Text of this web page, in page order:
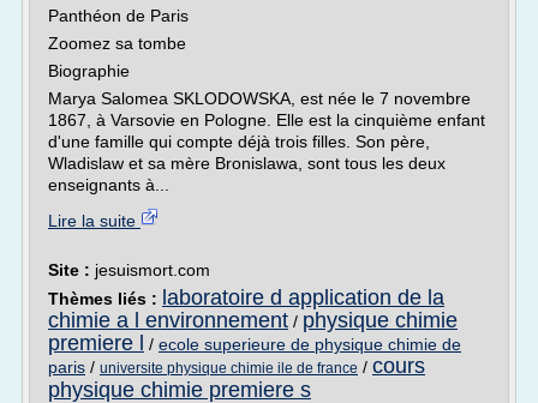
Panthéon de Paris
Zoomez sa tombe
Biographie
Marya Salomea SKLODOWSKA, est née le 7 novembre
1867, à Varsovie en Pologne. Elle est la cinquième enfant
d'une famille qui compte déjà trois filles. Son père,
Wladislaw et sa mère Bronislawa, sont tous les deux
enseignants à...
Lire la suite
Site : jesuismort.com
Thèmes liés : laboratoire d application de la
chimie a l environnement / physique chimie
premiere l
/ ecole superieure de physique chimie de
paris / universite physique chimie ile de france / cours
physique chimie premiere s